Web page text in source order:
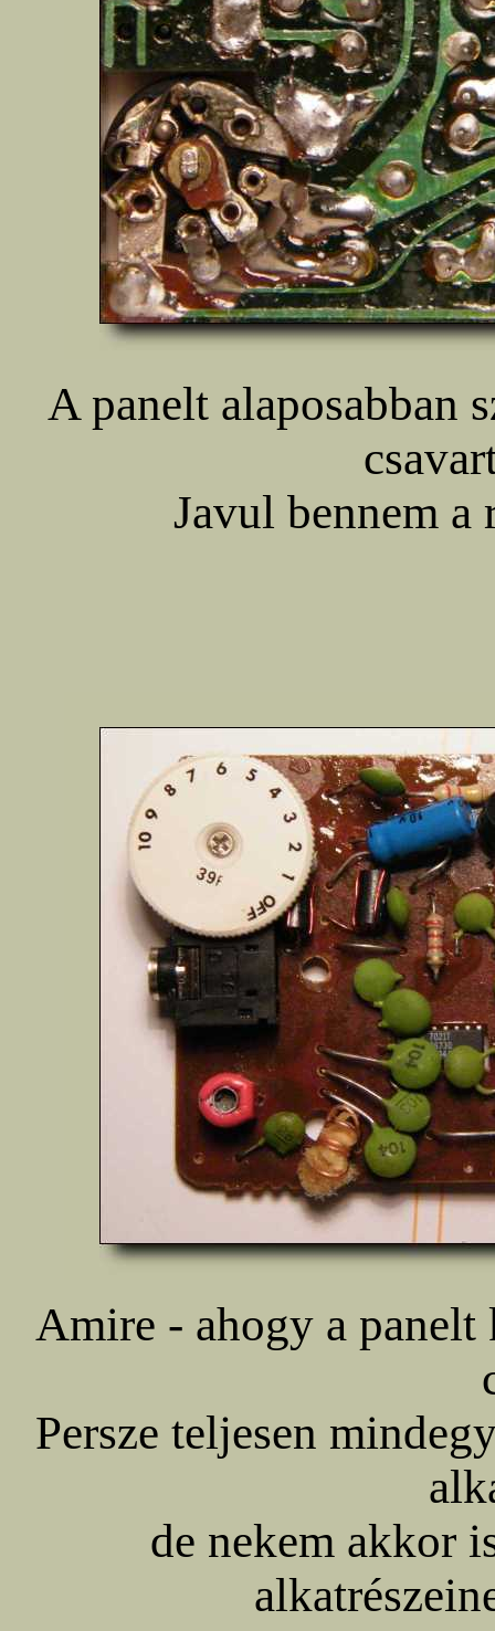
A panelt alaposabban
Javul bennem
Amire - ahogy a
Persze teljesen
de nekem akkor